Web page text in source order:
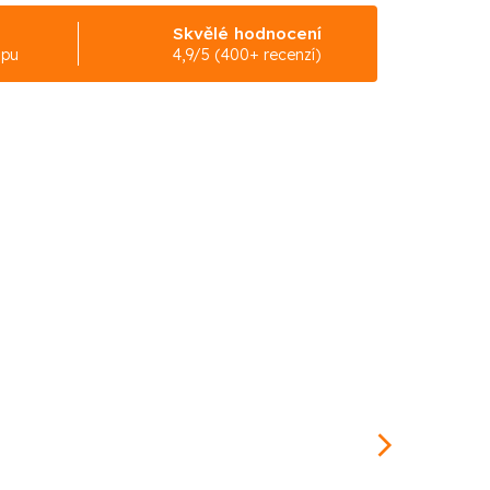
Skvělé hodnocení
4,9/5 (400+ recenzí)